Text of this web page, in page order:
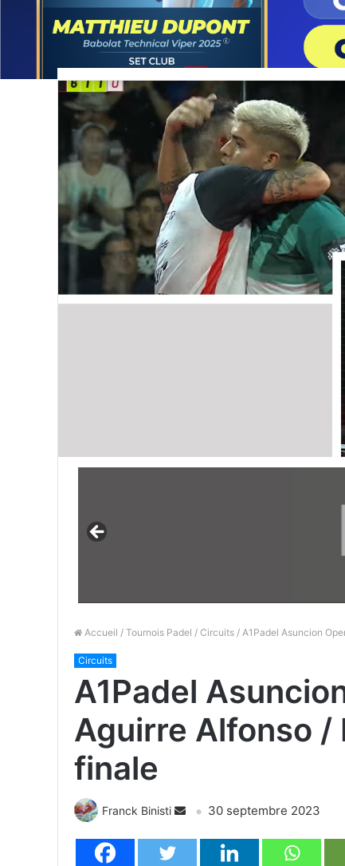
Accueil / Tournois Padel / Circuits / A1Padel Asuncion
Circuits
A1Padel
Aguirre Alfonso /
finale
Franck Binisti 30 septembre 2023